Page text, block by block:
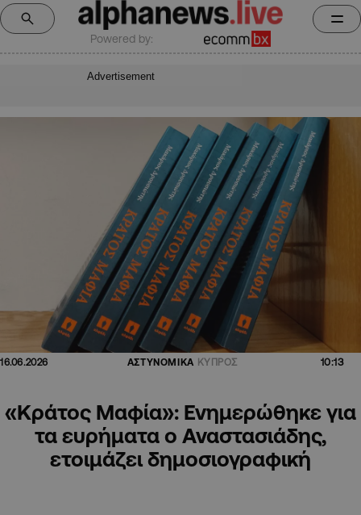
Powered by:
Advertisement
16.06.2026 ΑΣΤΥΝΟΜΙΚΑ ΚΥΠΡΟΣ 10:13
«Κράτος Μαφία»: Ενημερώθηκε για
τα ευρήματα ο Αναστασιάδης,
ετοιμάζει δημοσιογραφική